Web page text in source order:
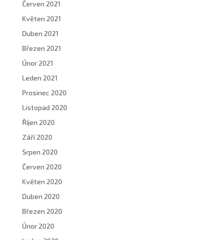
Červen 2021
Květen 2021
Duben 2021
Březen 2021
Únor 2021
Leden 2021
Prosinec 2020
Listopad 2020
Říjen 2020
Září 2020
Srpen 2020
Červen 2020
Květen 2020
Duben 2020
Březen 2020
Únor 2020